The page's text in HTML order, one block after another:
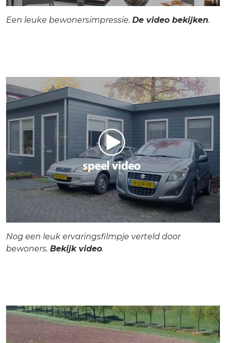
Een leuke bewonersimpressie. De video bekijken.
Nog een leuk ervaringsfilmpje verteld door
bewoners. Bekijk video.